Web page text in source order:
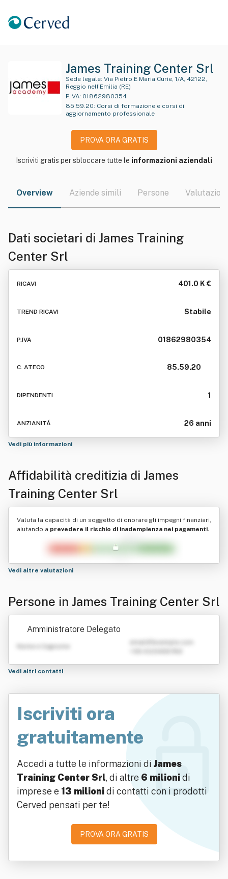
James Training Center Srl
Sede legale:
Reggio nell'Emilia (RE)
P.IVA: 01862980354
85.59.20: Corsi di formazione e corsi di
aggiornamento professionale
PROVA ORA GRATIS
Iscriviti gratis per sbloccare tutte le informazioni aziendali
Overview Aziende simili Persone Valutazioni
Dati societari di James Training
Center Srl
RICAVI 401.0 K €
TREND RICAVI Stabile
P.IVA 01862980354
C. ATECO 85.59.20
DIPENDENTI 1
ANZIANITÁ 26 anni
Vedi più informazioni
Affidabilità creditizia di James
Training Center Srl
Valuta la capacità di un soggetto di onorare gli impegni finanziari,
aiutando a prevedere il rischio di inadempienza nei pagamenti.
Vedi altre valutazioni
Persone in James Training Center Srl
Amministratore Delegato
Nome e Cognome
Vedi altri contatti
Iscriviti ora
gratuitamente
Accedi a tutte le informazioni di James
Training Center Srl, di altre 6 milionidi
imprese e 13 milionidi contatti con i prodotti
Cerved pensati per te!
PROVA ORA GRATIS